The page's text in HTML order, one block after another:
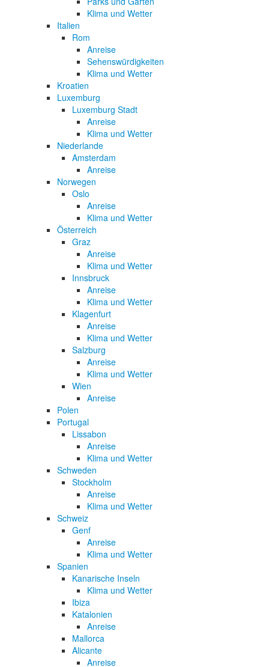
Klima und Wetter
Italien
Rom
Anreise
Sehenswürdigkeiten
Klima und Wetter
Kroatien
Luxemburg
Luxemburg Stadt
Anreise
Klima und Wetter
Niederlande
Amsterdam
Anreise
Norwegen
Oslo
Anreise
Klima und Wetter
Österreich
Graz
Anreise
Klima und Wetter
Innsbruck
Anreise
Klima und Wetter
Klagenfurt
Anreise
Klima und Wetter
Salzburg
Anreise
Klima und Wetter
Wien
Anreise
Polen
Portugal
Lissabon
Anreise
Klima und Wetter
Schweden
Stockholm
Anreise
Klima und Wetter
Schweiz
Genf
Anreise
Klima und Wetter
Spanien
Kanarische Inseln
Klima und Wetter
Ibiza
Katalonien
Anreise
Mallorca
Alicante
Anreise